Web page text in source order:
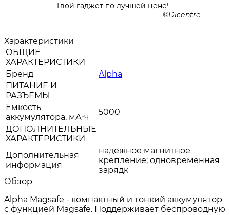
Твой гаджет по лучшей цене!
Dicentre
Характеристики
ОБЩИЕ
ХАРАКТЕРИСТИКИ
Бренд
Alpha
ПИТАНИЕ И
РАЗЪЁМЫ
Емкость
аккумулятора, мА⋅ч
5000
ДОПОЛНИТЕЛЬНЫЕ
ХАРАКТЕРИСТИКИ
Дополнительная
информация
надежное магнитное
крепление; одновременная
зарядк
Обзор
Alpha Magsafe - компактный и тонкий аккумулятор
с функцией Magsafe. Поддерживает беспроводную